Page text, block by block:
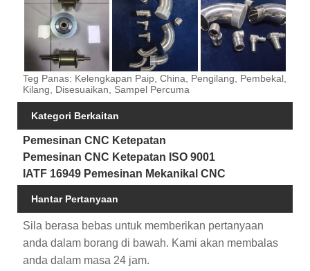
Teg Panas: Kelengkapan Paip, China, Pengilang, Pembekal,
Kilang, Disesuaikan, Sampel Percuma
Kategori Berkaitan
Pemesinan CNC Ketepatan
Pemesinan CNC Ketepatan ISO 9001
IATF 16949 Pemesinan Mekanikal CNC
Hantar Pertanyaan
Sila berasa bebas untuk memberikan pertanyaan
anda dalam borang di bawah. Kami akan membalas
anda dalam masa 24 jam.